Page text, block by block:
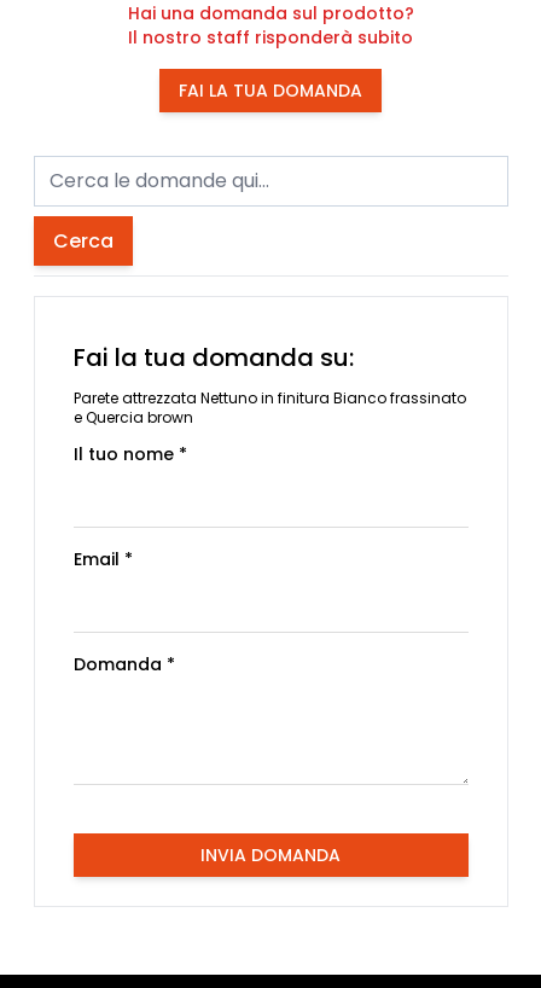
Hai una domanda sul prodotto?
Il nostro staff risponderà subito
FAI LA TUA DOMANDA
Cerca
Fai la tua domanda su:
Parete attrezzata Nettuno in finitura Bianco frassinato
e Quercia brown
Il tuo nome *
Email *
Domanda *
INVIA DOMANDA